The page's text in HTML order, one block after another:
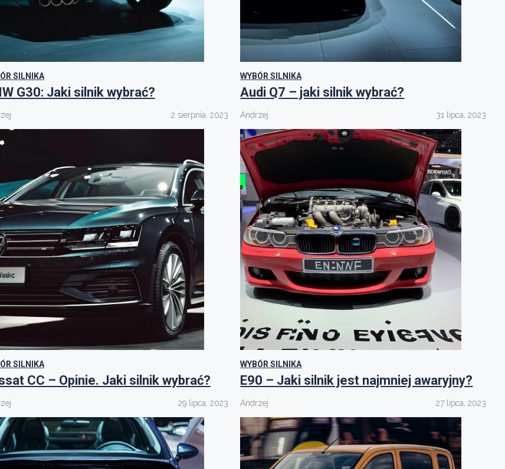
SILNIKA
G30: Jaki silnik wybrać?
2 sierpnia, 2023
WYBÓR SILNIKA
Audi Q7 – jaki silnik wybrać?
Andrzej 31 lipca, 2023
SILNIKA
CC – Opinie. Jaki silnik wybrać?
29 lipca, 2023
WYBÓR SILNIKA
E90 – Jaki silnik jest najmniej awaryjny?
Andrzej 27 lipca, 2023